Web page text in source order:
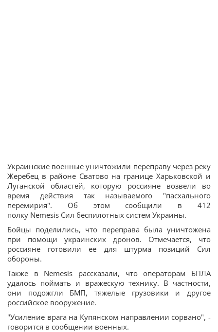
Украинские военные уничтожили переправу через реку
Жеребец в районе Сватово на границе Харьковской и
Луганской областей, которую россияне возвели во
время действия так называемого "пасхального
перемирия". Об этом сообщили в 412
полку Nemesis Сил беспилотных систем Украины.
Бойцы поделились, что переправа была уничтожена
при помощи украинских дронов. Отмечается, что
россияне готовили ее для штурма позиций Сил
обороны.
Также в Nemesis рассказали, что операторам БПЛА
удалось поймать и вражескую технику. В частности,
они подожгли БМП, тяжелые грузовики и другое
российское вооружение.
"Усиление врага на Купянском направлении сорвано", -
говорится в сообщении военных.